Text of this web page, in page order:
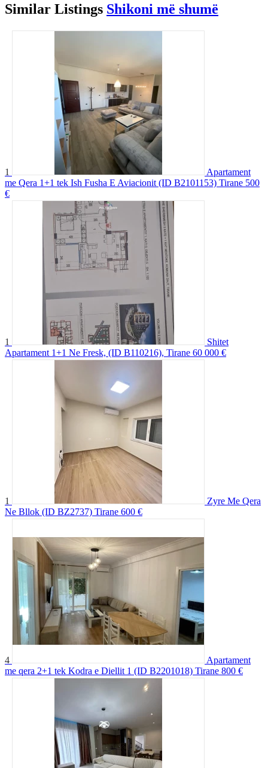
Similar Listings Shikoni më shumë
1
Apartament
me Qera 1+1 tek Ish Fusha E Aviacionit (ID B2101153) Tirane 500
€
1
Shitet
Apartament 1+1 Ne Fresk, (ID B110216), Tirane 60 000 €
1
Zyre Me Qera
Ne Bllok (ID BZ2737) Tirane 600 €
4
Apartament
me qera 2+1 tek Kodra e Diellit 1 (ID B2201018) Tirane 800 €